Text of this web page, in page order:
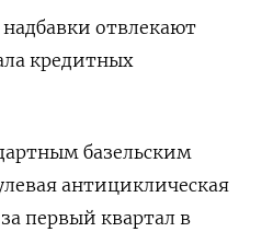
отвлекают
кредитных
базельским
антициклическая
первый квартал в